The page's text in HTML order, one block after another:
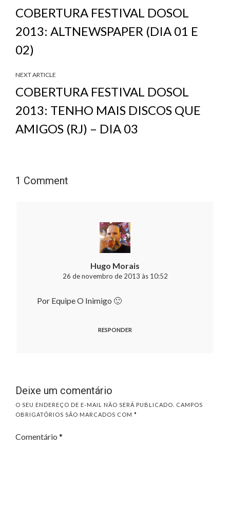
COBERTURA FESTIVAL DOSOL
2013: ALTNEWSPAPER (DIA 01 E
02)
NEXT ARTICLE
COBERTURA FESTIVAL DOSOL
2013: TENHO MAIS DISCOS QUE
AMIGOS (RJ) – DIA 03
1 Comment
Hugo Morais
26 de novembro de 2013 às 10:52
Por Equipe O Inimigo 🙂
RESPONDER
Deixe um comentário
O SEU ENDEREÇO DE E-MAIL NÃO SERÁ PUBLICADO.
CAMPOS
OBRIGATÓRIOS SÃO MARCADOS COM *
Comentário *